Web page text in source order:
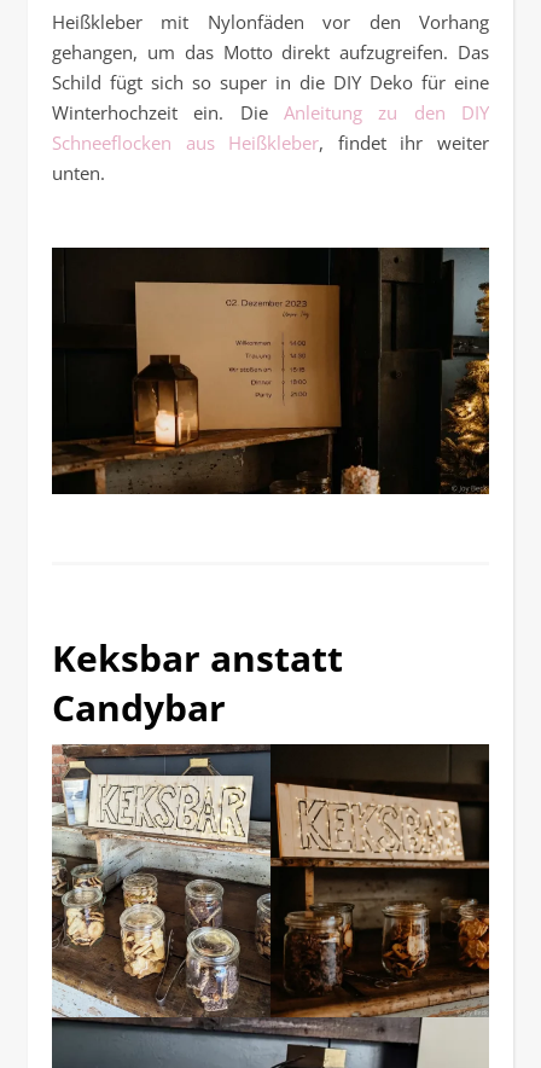
Heißkleber mit Nylonfäden vor den Vorhang
gehangen, um das Motto direkt aufzugreifen. Das
Schild fügt sich so super in die DIY Deko für eine
Winterhochzeit ein. Die Anleitung zu den DIY
Schneeflocken aus Heißkleber, findet ihr weiter
unten.
Keksbar anstatt
Candybar